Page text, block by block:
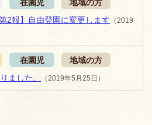
在園児
地域の方
2報】自由登園に変更します （2019
在園児
地域の方
ました。
（2019年5月25日）